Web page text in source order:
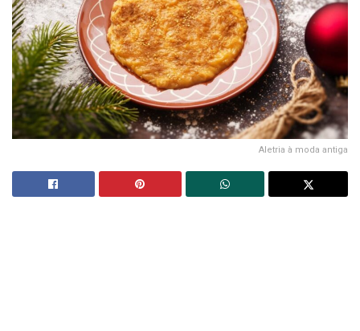
Aletria à moda antiga